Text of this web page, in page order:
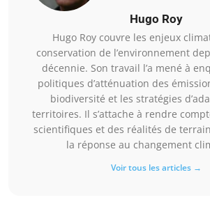
Hugo Roy
Hugo Roy couvre les enjeux
conservation de l’environnement
décennie. Son travail l’a mené à
politiques d’atténuation des
biodiversité et les stratégies
territoires. Il s’attache à rendre
scientifiques et des réalités de
la réponse au changement
Voir tous les articles →